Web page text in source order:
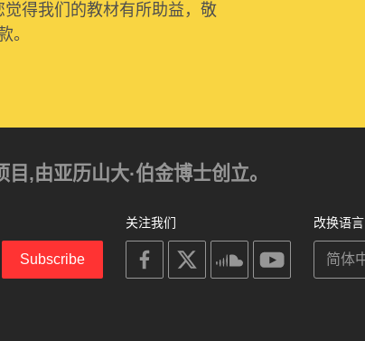
得我们的教材有所助益，敬
。
,由亚历山大·伯金博士创立。
改换语言
关注我们
on
facebook
soundcloudyoutube
Subscribe